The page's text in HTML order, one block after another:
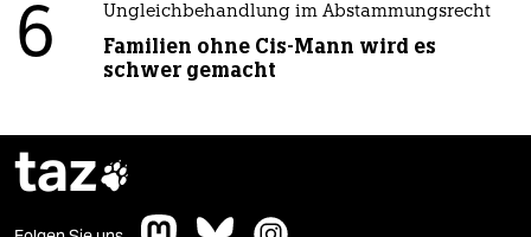
6 Ungleichbehandlung im Abstammungsrecht
Familien ohne Cis-Mann wird es
schwer gemacht
taz